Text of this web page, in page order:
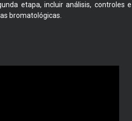
etapa, incluir análisis, controles e
bromatológicas.